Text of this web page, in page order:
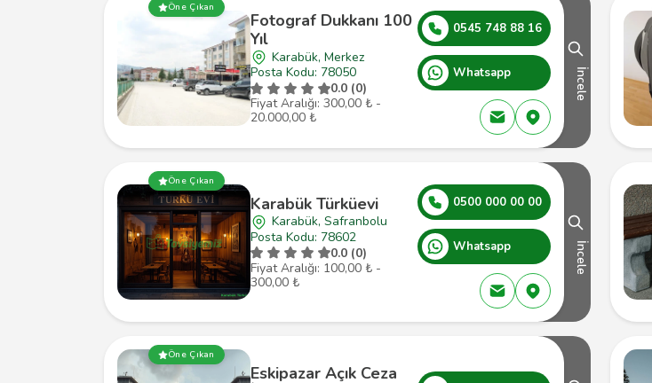
Öne Çıkan
Fotograf Dukkanı 100
Yıl
Karabük, Merkez
Posta Kodu: 78050
0.0 (0)
Fiyat Aralığı: 300,00 ₺ -
20.000,00 ₺
0545 748 88 16
Whatsapp İncele
Öne Çıkan
Karabük Türküevi
Karabük, Safranbolu
Posta Kodu: 78602
0.0 (0)
Fiyat Aralığı: 100,00 ₺ -
300,00 ₺
0500 000 00 00
Whatsapp İncele
Öne Çıkan
Eskipazar Açık Ceza